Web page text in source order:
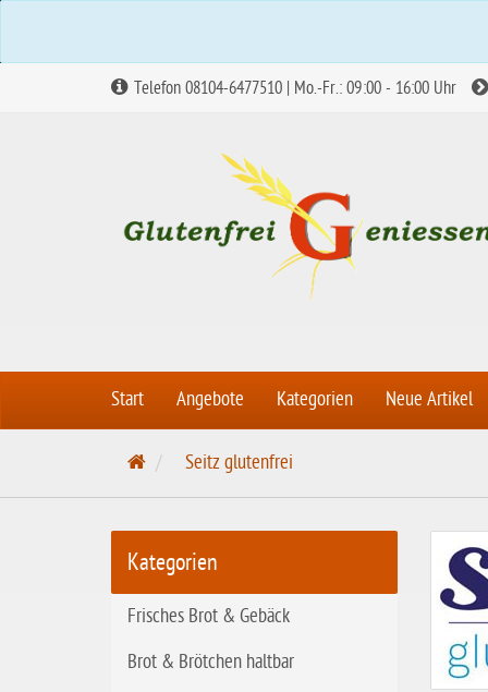
Telefon 08104-6477510 | Mo.-Fr.: 09:00 - 16:00 Uhr
Start Angebote Kategorien Neue Artikel
S
t
i
Seitz glutenfrei
Kategorien
Frisches Brot & Gebäck
Brot & Brötchen haltbar